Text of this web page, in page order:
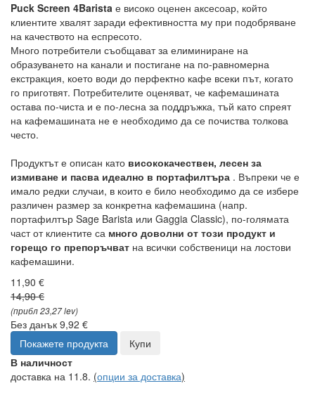
Puck Screen 4Barista е високо оценен аксесоар, който
клиентите хвалят заради ефективността му при подобряване
на качеството на еспресото.
Много потребители съобщават за елиминиране на
образуването на канали и постигане на по-равномерна
екстракция, което води до перфектно кафе всеки път, когато
го приготвят. Потребителите оценяват, че кафемашината
остава по-чиста и е по-лесна за поддръжка, тъй като спреят
на кафемашината не е необходимо да се почиства толкова
често.
Продуктът е описан като висококачествен, лесен за
измиване и пасва идеално в портафилтъра . Въпреки че е
имало редки случаи, в които е било необходимо да се избере
различен размер за конкретна кафемашина (напр.
портафилтър Sage Barista или Gaggia Classic), по-голямата
част от клиентите са много доволни от този продукт и
горещо го препоръчват на всички собственици на лостови
кафемашини.
11,90 €
14,90 €
(прибл 23,27 lev)
Без данък 9,92 €
Покажете продукта
Купи
В наличност
доставка на 11.8. (опции за доставка)